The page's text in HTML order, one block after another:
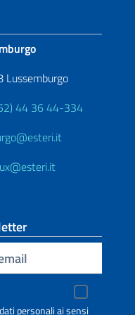
Lussemburgo
44 36 44-334
personali ai sensi